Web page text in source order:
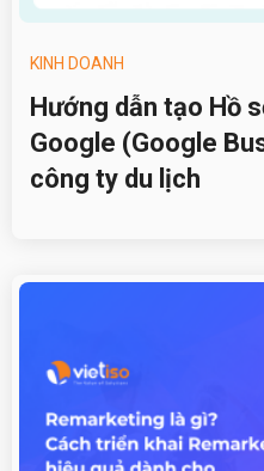
KINH DOANH
Hướng dẫn tạo Hồ
Google (Google
công ty du lịch